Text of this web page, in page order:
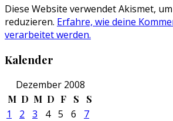
Diese Website verwendet Akismet,
reduzieren. Erfahre, wie deine
verarbeitet werden.
Kalender
Dezember 2008
M D M D F S S
1 2 3 4 5 6
7